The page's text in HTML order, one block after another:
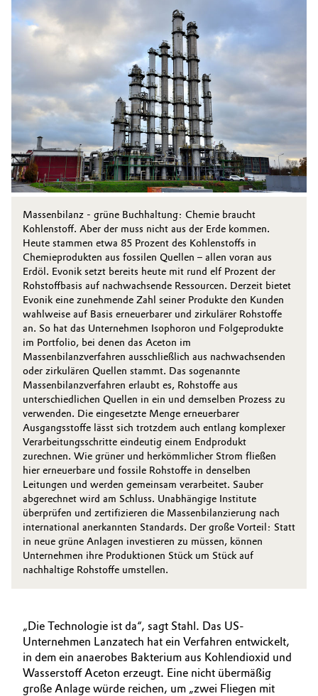
Massenbilanz - grüne Buchhaltung: Chemie braucht
Kohlenstoff. Aber der muss nicht aus der Erde kommen.
Heute stammen etwa 85 Prozent des ­Kohlenstoffs in
Chemieprodukten aus fossilen Quellen – allen voran aus
Erdöl. Evonik setzt bereits heute mit rund elf Prozent der
Rohstoffbasis auf nachwachsende Ressourcen. Derzeit bietet
Evonik eine zunehmende Zahl seiner Produkte den Kunden
wahlweise auf Basis erneuerbarer und zirkulärer Rohstoffe
an. So hat das Unternehmen Isophoron und Folgeprodukte
im Portfolio, bei denen das Aceton im
Massenbilanzverfahren ausschließlich aus nachwachsenden
oder zirkulären Quellen stammt. Das sogenannte
Massenbilanzverfahren erlaubt es, Rohstoffe aus
unterschiedlichen Quellen in ein und demselben Prozess zu
verwenden. Die eingesetzte Menge ­erneuerbarer
Ausgangsstoffe lässt sich trotzdem auch entlang komplexer
Verarbeitungsschritte eindeutig einem Endprodukt
zurechnen. Wie grüner und herkömmlicher Strom fließen
hier erneuerbare und fossile Rohstoffe in denselben
Leitungen und werden gemeinsam verarbeitet. Sauber
abgerechnet wird am Schluss. Unabhängige Insti­tute
überprüfen und zertifizieren die ­Massenbilanzierung nach
international anerkannten Standards. Der große ­Vorteil: Statt
in neue grüne Anlagen investieren zu müssen, ­können
Unternehmen ihre Produktionen Stück um Stück auf
nachhaltige Rohstoffe umstellen.
„Die Technologie ist da“, sagt Stahl. Das US-
Unternehmen Lanzatech hat ein Verfahren entwickelt,
in dem ein anaerobes Bakterium aus Kohlendioxid und
Wasserstoff Aceton erzeugt. Eine nicht übermäßig
große Anlage würde reichen, um „zwei Fliegen mit